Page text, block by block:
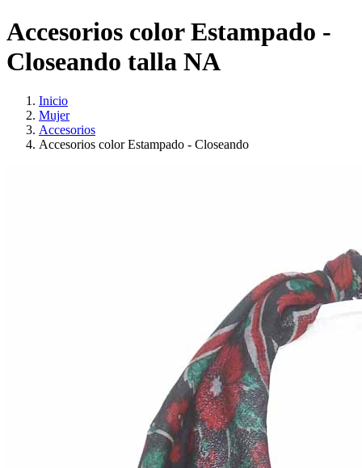
Accesorios color Estampado -
Closeando talla NA
Inicio
Mujer
Accesorios
Accesorios color Estampado - Closeando